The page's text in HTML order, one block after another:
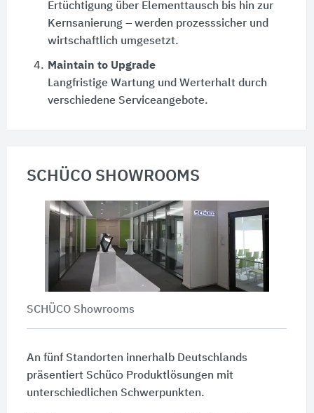
Ertüchtigung über Elementtausch bis hin zur
Kernsanierung – werden prozesssicher und
wirtschaftlich umgesetzt.
4. Maintain to Upgrade
Langfristige Wartung und Werterhalt durch
verschiedene Serviceangebote.
SCHÜCO SHOWROOMS
SCHÜCO Showrooms
An fünf Standorten innerhalb Deutschlands
präsentiert Schüco Produktlösungen mit
unterschiedlichen Schwerpunkten.